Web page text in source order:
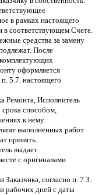
в рамках настоящего
в соответствующем Счете.
средства за замену
После
оформляется
5.7. настоящего
Ремонта, Исполнитель
срока способом,
к нему.
выполненных работ
принять.
выдает
с оригиналами
согласно п. 7.3.
рабочих дней с даты